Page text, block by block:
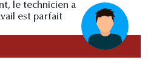
le technicien a
est parfait